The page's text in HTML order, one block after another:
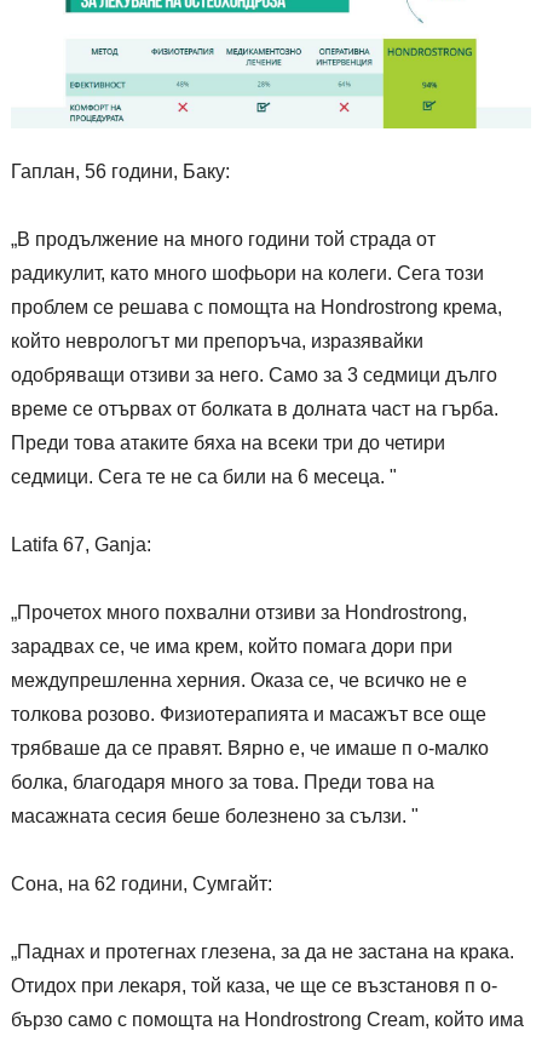
Гаплан, 56 години, Баку:
„В продължение на много години той страда от
радикулит, като много шофьори на колеги. Сега този
проблем се решава с помощта на Hondrostrong крема,
който неврологът ми препоръча, изразявайки
одобряващи отзиви за него. Само за 3 седмици дълго
време се отървах от болката в долната част на гърба.
Преди това атаките бяха на всеки три до четири
седмици. Сега те не са били на 6 месеца. "
Latifa 67, Ganja:
„Прочетох много похвални отзиви за Hondrostrong,
зарадвах се, че има крем, който помага дори при
междупрешленна херния. Оказа се, че всичко не е
толкова розово. Физиотерапията и масажът все още
трябваше да се правят. Вярно е, че имаше п о-малко
болка, благодаря много за това. Преди това на
масажната сесия беше болезнено за сълзи. "
Сона, на 62 години, Сумгайт:
„Паднах и протегнах глезена, за да не застана на крака.
Отидох при лекаря, той каза, че ще се възстановя п о-
бързо само с помощта на Hondrostrong Cream, който има